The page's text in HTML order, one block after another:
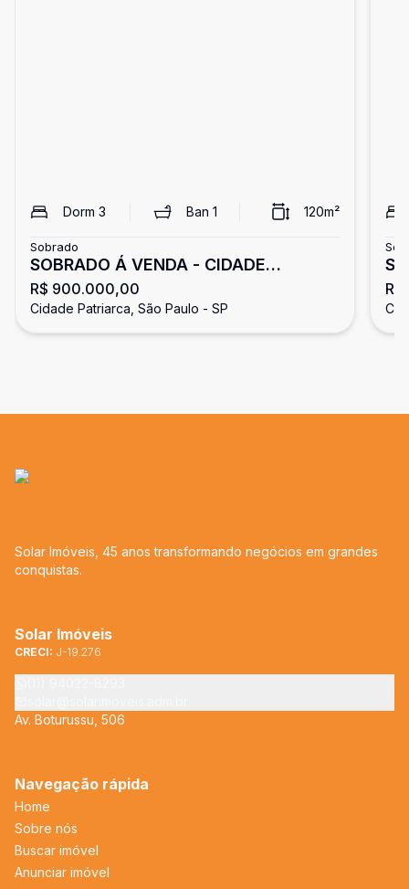
Dorm 3 Ban 1 120m²
Sobrado
SOBRADO Á VENDA - CIDADE
PATRIARCA
R$ 900.000,00
Cidade Patriarca, São Paulo - SP
Solar Imóveis, 45 anos transformando negócios em grandes
conquistas.
Solar Imóveis
CRECI: J-19.276
Av. Boturussu, 506
Navegação rápida
Home
Sobre nós
Buscar imóvel
Anunciar imóvel